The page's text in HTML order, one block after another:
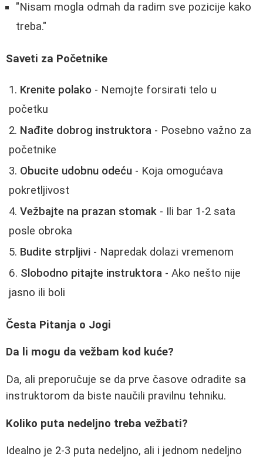
"Nisam mogla odmah da radim sve pozicije kako
treba."
Saveti za Početnike
Krenite polako - Nemojte forsirati telo u
početku
Nađite dobrog instruktora - Posebno važno za
početnike
Obucite udobnu odeću - Koja omogućava
pokretljivost
Vežbajte na prazan stomak - Ili bar 1-2 sata
posle obroka
Budite strpljivi - Napredak dolazi vremenom
Slobodno pitajte instruktora - Ako nešto nije
jasno ili boli
Česta Pitanja o Jogi
Da li mogu da vežbam kod kuće?
Da, ali preporučuje se da prve časove odradite sa
instruktorom da biste naučili pravilnu tehniku.
Koliko puta nedeljno treba vežbati?
Idealno je 2-3 puta nedeljno, ali i jednom nedeljno